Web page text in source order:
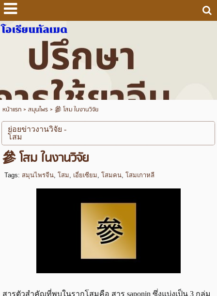
โอเรียนทัลเมด
หน้าแรก> สมุนไพร> 參 โสม ในงานวิจัย
ย่อยข่าวงานวิจัย -
โสม
參 โสม ในงานวิจัย
Tags: สมุนไพรจีน, โสม, เอี่ยเซียม, โสมคน, โสมเกาหลี
สารตัวสำคัญที่พบในรากโสมคือ สาร saponin ซึ่งแบ่งเป็น 3 กลุ่ม